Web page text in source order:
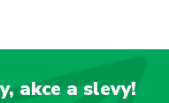
akce a slevy!